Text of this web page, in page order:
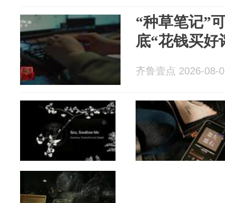
“种草笔记”
底“花钱买好
齐鲁壹点 2026-08-